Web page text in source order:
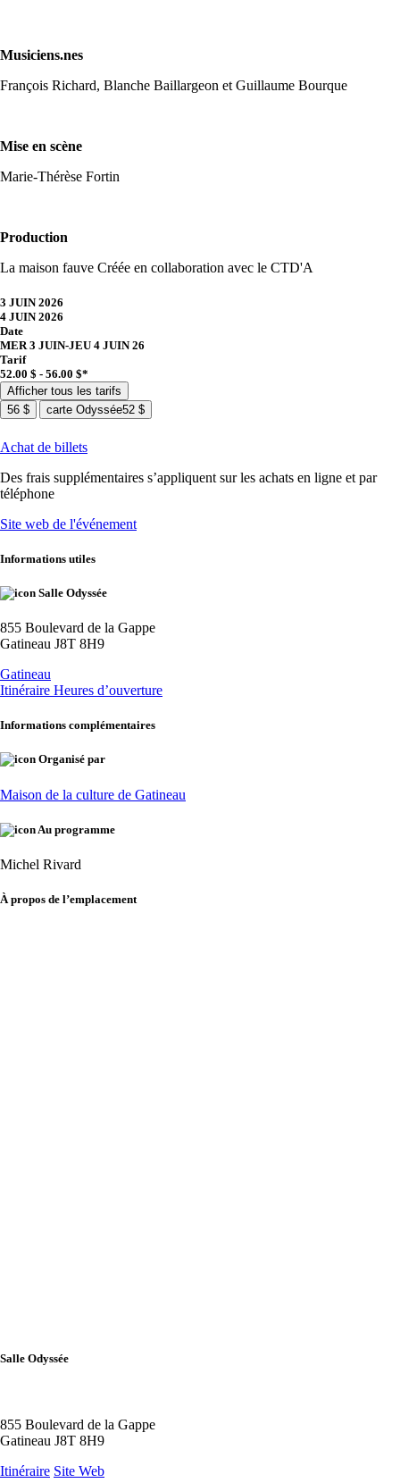
Musiciens.nes
François Richard, Blanche Baillargeon et Guillaume Bourque
Mise en scène
Marie-Thérèse Fortin
Production
La maison fauve Créée en collaboration avec le CTD'A
3 JUIN 2026
4 JUIN 2026
Date
MER 3 JUIN-JEU 4 JUIN 26
Tarif
52.00 $ - 56.00 $*
Afficher tous les tarifs
56 $
carte Odyssée52 $
Achat de billets
Des frais supplémentaires s’appliquent sur les achats en ligne et par
téléphone
Site web de l'événement
Informations utiles
Salle Odyssée
855 Boulevard de la Gappe
Gatineau J8T 8H9
Gatineau
Itinéraire Heures d’ouverture
Informations complémentaires
Organisé par
Maison de la culture de Gatineau
Au programme
Michel Rivard
À propos de l’emplacement
Salle Odyssée
855 Boulevard de la Gappe
Gatineau J8T 8H9
Itinéraire Site Web